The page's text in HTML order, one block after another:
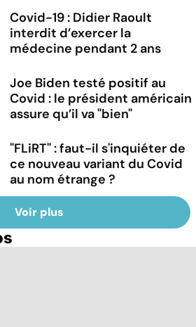
Covid-19 : Didier Raoult
interdit d’exercer la
médecine pendant 2 ans
Joe Biden testé positif au
Covid : le président américain
assure qu’il va "bien"
"FLiRT" : faut-il s'inquiéter de
ce nouveau variant du Covid
au nom étrange ?
Voir plus